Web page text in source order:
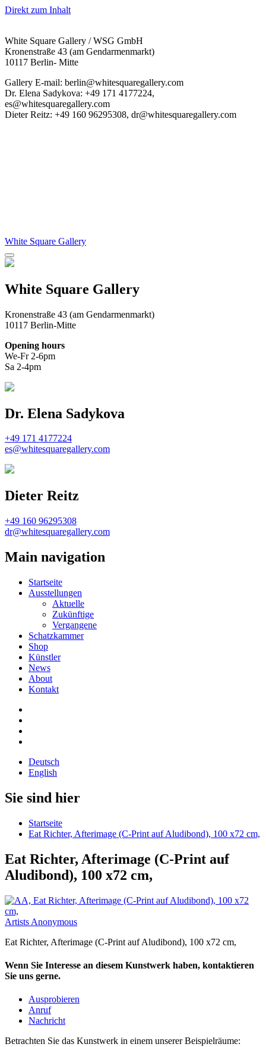
Direkt zum Inhalt
White Square Gallery / WSG GmbH
Kronenstraße 43 (am Gendarmenmarkt)
10117 Berlin- Mitte
Gallery E-mail: berlin@whitesquaregallery.com
Dr. Elena Sadykova: +49 171 4177224,
es@whitesquaregallery.com
Dieter Reitz: +49 160 96295308, dr@whitesquaregallery.com
White Square Gallery
White Square Gallery
Kronenstraße 43 (am Gendarmenmarkt)
10117 Berlin-Mitte
Opening hours
We-Fr 2-6pm
Sa 2-4pm
Dr. Elena Sadykova
+49 171 4177224
es@whitesquaregallery.com
Dieter Reitz
+49 160 96295308
dr@whitesquaregallery.com
Main navigation
Startseite
Ausstellungen
Aktuelle
Zukünftige
Vergangene
Schatzkammer
Shop
Künstler
News
About
Kontakt
Deutsch
English
Sie sind hier
Startseite
Eat Richter, Afterimage (C-Print auf Aludibond), 100 x72 cm,
Eat Richter, Afterimage (C-Print auf
Aludibond), 100 x72 cm,
Artists Anonymous
Eat Richter, Afterimage (C-Print auf Aludibond), 100 x72 cm,
Wenn Sie Interesse an diesem Kunstwerk haben, kontaktieren
Sie uns gerne.
Ausprobieren
Anruf
Nachricht
Betrachten Sie das Kunstwerk in einem unserer Beispielräume: